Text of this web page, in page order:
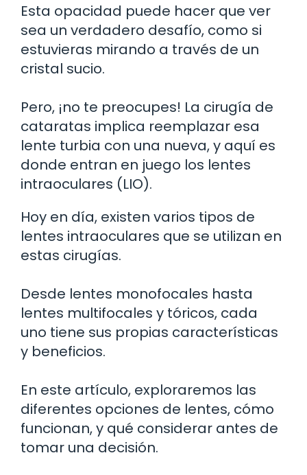
Esta opacidad puede hacer que ver
sea un verdadero desafío, como si
estuvieras mirando a través de un
cristal sucio.
Pero, ¡no te preocupes! La cirugía de
cataratas implica reemplazar esa
lente turbia con una nueva, y aquí es
donde entran en juego los lentes
intraoculares (LIO).
Hoy en día, existen varios tipos de
lentes intraoculares que se utilizan en
estas cirugías.
Desde lentes monofocales hasta
lentes multifocales y tóricos, cada
uno tiene sus propias características
y beneficios.
En este artículo, exploraremos las
diferentes opciones de lentes, cómo
funcionan, y qué considerar antes de
tomar una decisión.